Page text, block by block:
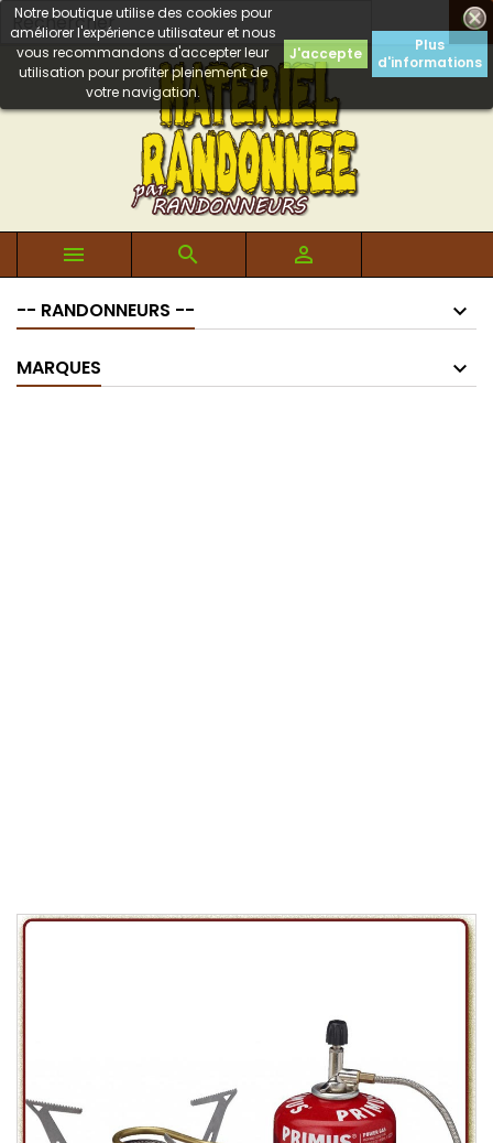

Notre boutique utilise des cookies pour
améliorer l'expérience utilisateur et nous
vous recommandons d'accepter leur
utilisation pour profiter pleinement de
votre navigation.
J'accepte
Plus
d'informations
  
-- RANDONNEURS --
MARQUES